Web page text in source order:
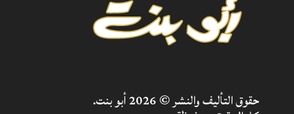
حقوق التأليف والنشر © 2026 أبو بنت.